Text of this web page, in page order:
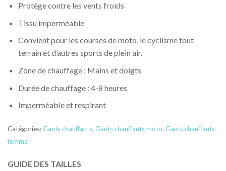
Protège contre les vents froids
Tissu imperméable
Convient pour les courses de moto, le cyclisme tout-
terrain et d’autres sports de plein air.
Zone de chauffage : Mains et doigts
Durée de chauffage : 4-8 heures
Imperméable et respirant
Catégories:Gants chauffants, Gants chauffants moto, Gants chauffants
femme
GUIDE DES TAILLES